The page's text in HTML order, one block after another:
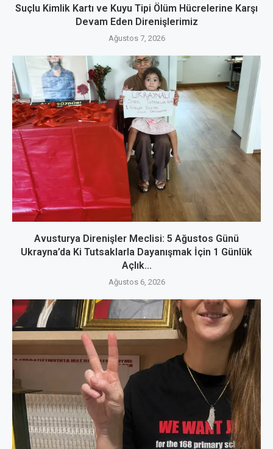
Suçlu Kimlik Kartı ve Kuyu Tipi Ölüm Hücrelerine Karşı
Devam Eden Direnişlerimiz
Ağustos 7, 2026
Avusturya Direnişler Meclisi: 5 Ağustos Günü
Ukrayna’da Ki Tutsaklarla Dayanışmak İçin 1 Günlük
Açlık...
Ağustos 6, 2026